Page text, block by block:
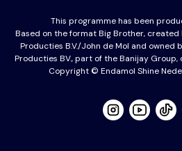
This programme has been
Based on the format Big Brother, created
Producties B.V./John de Mol and owned
Producties BV., part of the Banijay
Copyright © Endamol Shine